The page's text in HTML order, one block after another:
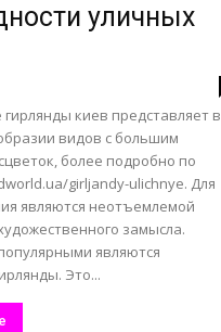
уличных
киев представляет в
видов с большим
более подробно по
girljandy-ulichnye. Для
являются неотъемлемой
замысла.
являются
Это...